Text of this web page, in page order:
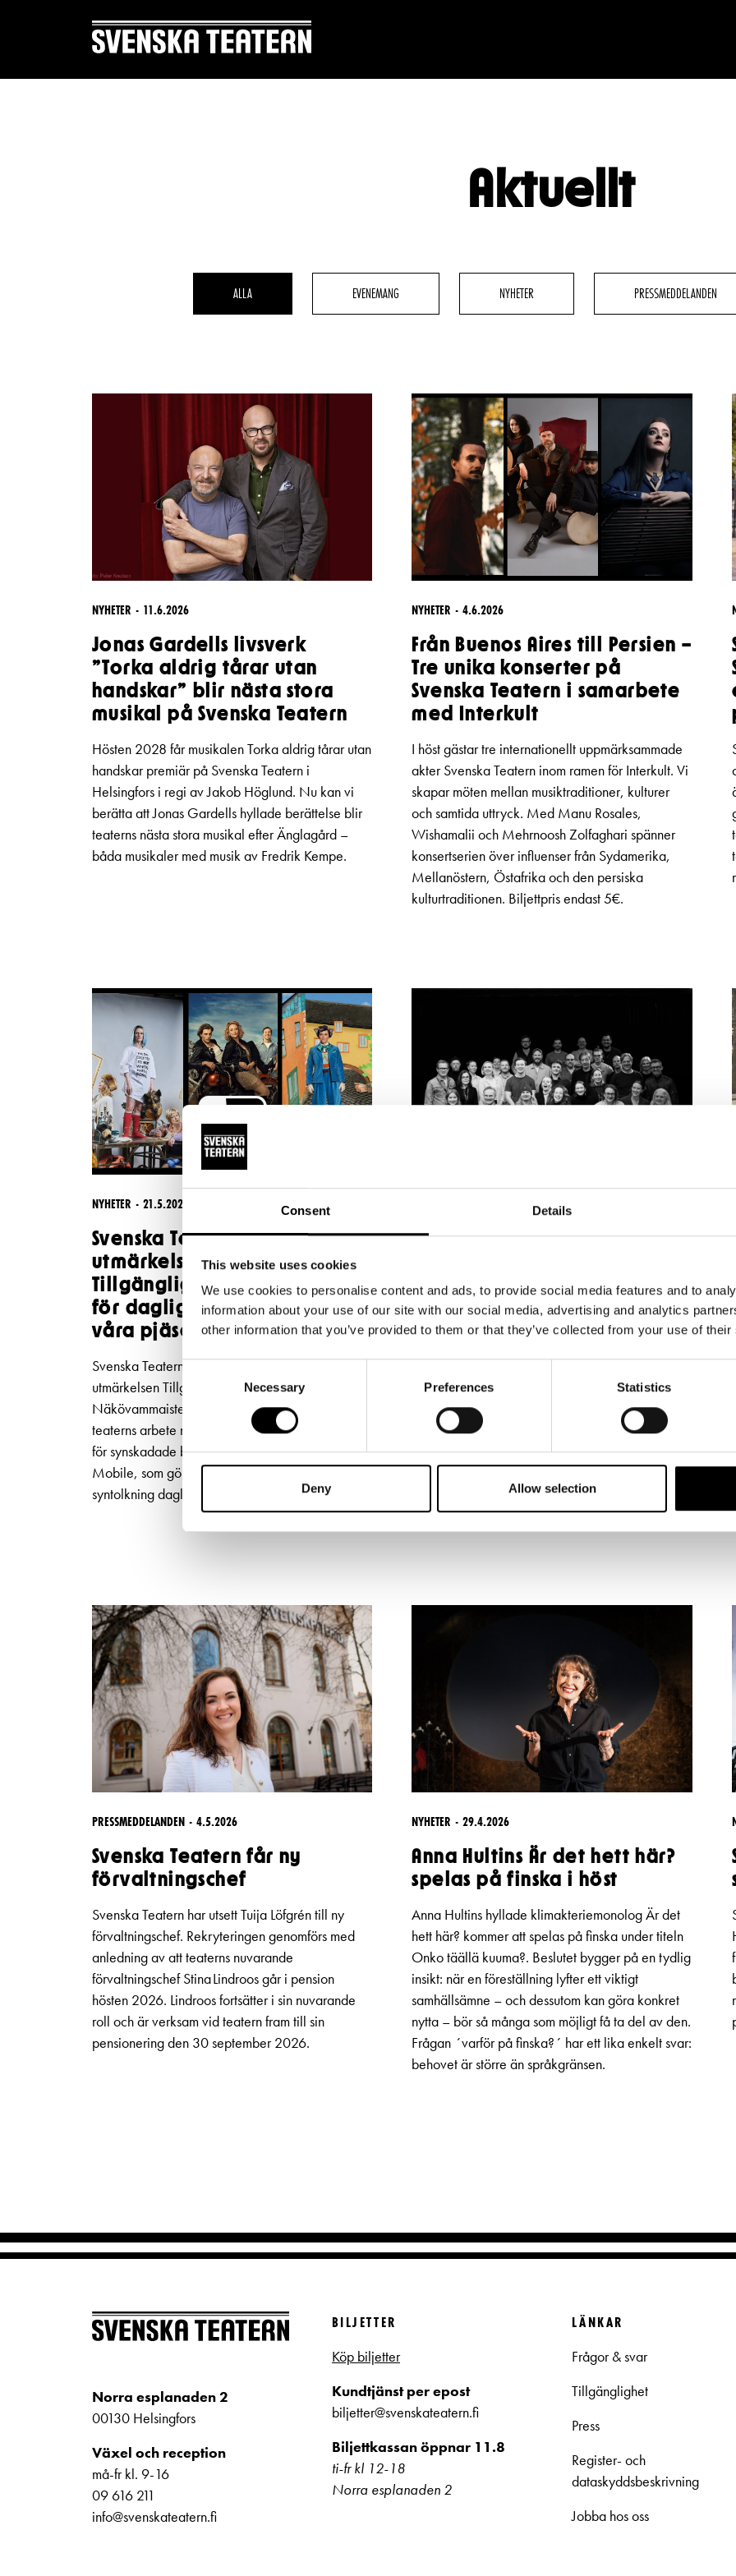
Consent Details
This website uses cookies
We use cookies to personalise content and ads, to provide social media features and to
information about your use of our site with our social media, advertising and analytics
other information that you’ve provided to them or that they’ve collected from your use of
Consent
Selection
Necessary Preferences Statistics
Deny Allow selection
Publikarbete
GRUPPER & FÖRETAG
Pedagognätverk &
Aktuellt
ALLA EVENEMANG NYHETER PRESSMEDDELANDEN
NYHETER 11.6.2026
Jonas Gardells livsverk
”Torka aldrig tårar utan
handskar” blir nästa stora
musikal på Svenska Teatern
Hösten 2028 får musikalen Torka aldrig tårar utan
handskar premiär på Svenska Teatern i
Helsingfors i regi av Jakob Höglund. Nu kan vi
berätta att Jonas Gardells hyllade berättelse blir
teaterns nästa stora musikal efter Änglagård –
båda musikaler med musik av Fredrik Kempe.
NYHETER 4.6.2026
Från Buenos Aires till Persien –
Tre unika konserter på
Svenska Teatern i samarbete
med Interkult
I höst gästar tre internationellt uppmärksammade
akter Svenska Teatern inom ramen för Interkult. Vi
skapar möten mellan musiktraditioner, kulturer
och samtida uttryck. Med Manu Rosales,
Wishamalii och Mehrnoosh Zolfaghari spänner
konsertserien över influenser från Sydamerika,
Mellanöstern, Östafrika och den persiska
kulturtraditionen. Biljettpris endast 5€.
NYHETER 21.5.2026
Svenska Teatern tilldelas
utmärkelsen
Tillgänglighetsgärning 2026
för daglig syntolkning av
våra pjäser
Svenska Teatern har tilldelats den nationella
utmärkelsen Tillgänglighetsgärning 2026 av
Näkövammaisten liitto. Utmärkelsen ges för
teaterns arbete med att utveckla tillgängligheten
för synskadade besökare genom appen Subtitle
Mobile, som gör det möjligt att erbjuda
syntolkning dagligen till utvalda föreställningar.
20 000 har bokat biljetter till
våren 2027 släpps 19 maj
Intresset för höstens stora musikal Änglagård
är enormt. Hittills har 20 000 biljetter bokats och
sålts. Repetitionerna är i full gång, och glädjen i
ensemblen är påtaglig – nu växer föreställningen
fram dag för dag. Änglagård har premiär den 17
september 2026. Tisdagen den 19.5 kl 12
släpper vi biljetterna till föreställningarna 2027.
PRESSMEDDELANDEN 4.5.2026
Svenska Teatern får ny
förvaltningschef
Svenska Teatern har utsett Tuija Löfgrén till ny
förvaltningschef. Rekryteringen genomförs med
anledning av att teaterns nuvarande
förvaltningschef Stina Lindroos går i pension
hösten 2026. Lindroos fortsätter i sin nuvarande
roll och är verksam vid teatern fram till sin
pensionering den 30 september 2026.
NYHETER 29.4.2026
Anna Hultins Är det hett här?
spelas på finska i höst
Anna Hultins hyllade klimakteriemonolog Är det
hett här? kommer att spelas på finska under titeln
Onko täällä kuuma?. Beslutet bygger på en tydlig
insikt: när en föreställning lyfter ett viktigt
samhällsämne – och dessutom kan göra konkret
nytta – bör så många som möjligt få ta del av den.
Frågan ´varför på finska?´ har ett lika enkelt svar:
behovet är större än språkgränsen.
Norra esplanaden 2
00130 Helsingfors
Växel och reception
må-fr kl. 9-16
09 616 211
info@svenskateatern.fi
BILJETTER
Köp biljetter
Kundtjänst per epost
biljetter@svenskateatern.fi
Biljettkassan öppnar 11.8
ti-fr kl 12-18
Norra esplanaden 2
LÄNKAR
Frågor & svar
Tillgänglighet
Press
Register- och
dataskyddsbeskrivning
Jobba hos oss